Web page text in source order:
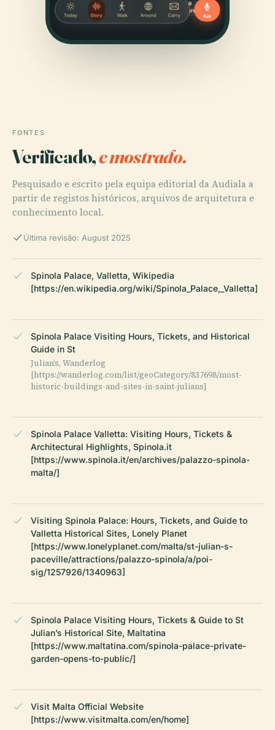
FONTES
Verificado,e mostrado.
Pesquisado e escrito pela equipa editorial da Audiala a
partir de registos históricos, arquivos de arquitetura e
conhecimento local.
Última revisão: August 2025
Spinola Palace, Valletta, Wikipedia
[https://en.wikipedia.org/wiki/Spinola_Palace,_Valletta]
Spinola Palace Visiting Hours, Tickets, and Historical
Guide in St
Julian’s, Wanderlog
[https://wanderlog.com/list/geoCategory/837698/most-
historic-buildings-and-sites-in-saint-julians]
Spinola Palace Valletta: Visiting Hours, Tickets &
Architectural Highlights, Spinola.it
[https://www.spinola.it/en/archives/palazzo-spinola-
malta/]
Visiting Spinola Palace: Hours, Tickets, and Guide to
Valletta Historical Sites, Lonely Planet
[https://www.lonelyplanet.com/malta/st-julian-s-
paceville/attractions/palazzo-spinola/a/poi-
sig/1257926/1340963]
Spinola Palace Visiting Hours, Tickets & Guide to St
Julian’s Historical Site, Maltatina
[https://www.maltatina.com/spinola-palace-private-
garden-opens-to-public/]
Visit Malta Official Website
[https://www.visitmalta.com/en/home]